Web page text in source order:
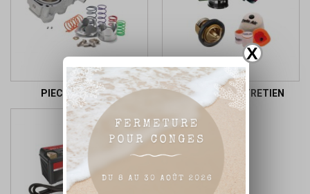
X
PIECES MOTEUR FILTRES ET ENTRETIEN